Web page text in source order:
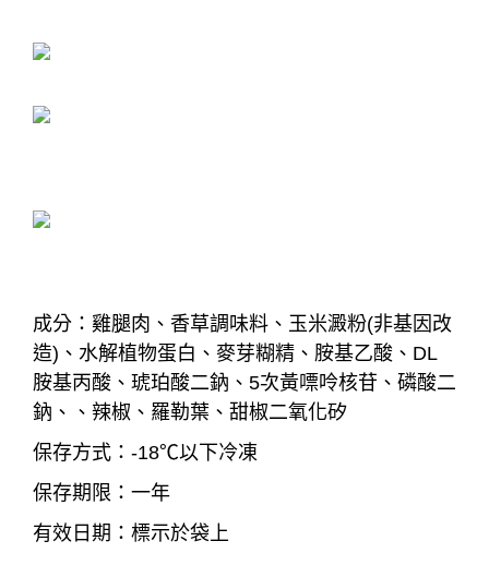
成分 ： 雞腿肉、香草調味料 、玉米澱粉(非基因改
造) 、水解植物蛋白 、 麥芽糊精 、胺基乙酸 、DL
胺基丙酸 、琥珀酸二鈉 、 5次黃嘌呤核苷 、 磷酸二
鈉 、 、 辣椒 、 羅勒葉 、甜椒二氧化矽
保存方式：-18℃以下冷凍
保存期限：一年
有效日期：標示於袋上